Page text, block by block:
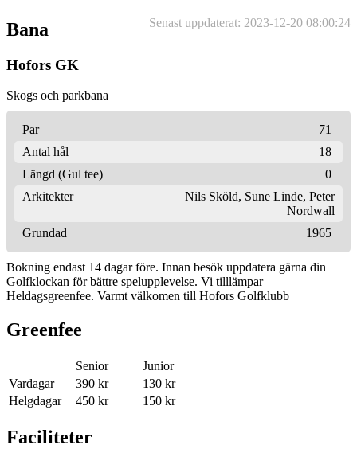
Senast uppdaterat: 2023-12-20 08:00:24
Bana
Hofors GK
Skogs och parkbana
Par
71
Antal hål
18
Längd (Gul tee)
0
Arkitekter
Nils Sköld, Sune Linde, Peter
Nordwall
Grundad
1965
Bokning endast 14 dagar före. Innan besök uppdatera gärna din
Golfklockan för bättre spelupplevelse. Vi tilllämpar
Heldagsgreenfee. Varmt välkomen till Hofors Golfklubb
Greenfee
Senior
Junior
Vardagar
390 kr
130 kr
Helgdagar
450 kr 150 kr
Faciliteter